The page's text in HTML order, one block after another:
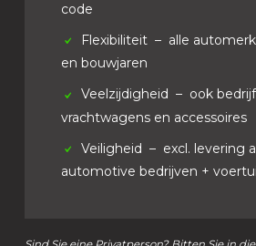
code
Flexibiliteit – alle
en bouwjaren
Veelzijdigheid – ook
vrachtwagens en accessoires
Veiligheid – excl. levering
automotive bedrijven +